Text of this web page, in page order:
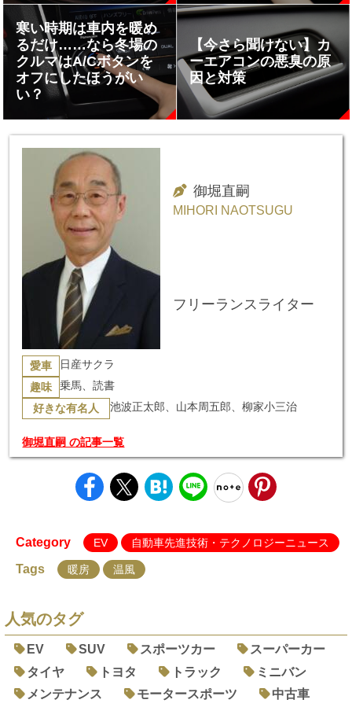
寒い時期は車内を暖め
るだけ……なら冬場の
クルマはA/Cボタンを
オフにしたほうがい
い？
【今さら聞けない】カ
ーエアコンの悪臭の原
因と対策
御堀直嗣
MIHORI NAOTSUGU
フリーランスライター
愛車 日産サクラ
趣味 乗馬、読書
好きな有名人 池波正太郎、山本周五郎、柳家小三治
御堀直嗣 の記事一覧
Category EV 自動車先進技術・テクノロジーニュース
Tags 暖房 温風
人気のタグ
EV SUV スポーツカー
スーパーカー
タイヤ
トヨタ トラック
ミニバン
メンテナンス
モータースポーツ
中古車